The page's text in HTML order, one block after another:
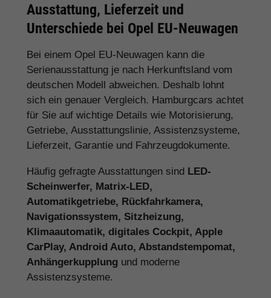
Ausstattung, Lieferzeit und
Unterschiede bei Opel EU-Neuwagen
Bei einem Opel EU-Neuwagen kann die
Serienausstattung je nach Herkunftsland vom
deutschen Modell abweichen. Deshalb lohnt
sich ein genauer Vergleich. Hamburgcars achtet
für Sie auf wichtige Details wie Motorisierung,
Getriebe, Ausstattungslinie, Assistenzsysteme,
Lieferzeit, Garantie und Fahrzeugdokumente.
Häufig gefragte Ausstattungen sind LED-
Scheinwerfer, Matrix-LED,
Automatikgetriebe, Rückfahrkamera,
Navigationssystem, Sitzheizung,
Klimaautomatik, digitales Cockpit, Apple
CarPlay, Android Auto, Abstandstempomat,
Anhängerkupplung und moderne
Assistenzsysteme.